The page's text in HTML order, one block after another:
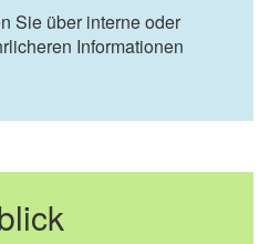
Sie über interne oder
Informationen